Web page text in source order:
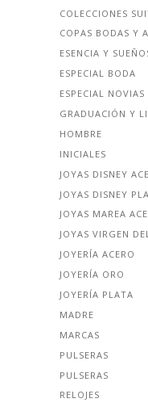
COLECCIONES
COPAS BODAS Y
ESENCIA Y
ESPECIAL BODA
ESPECIAL NOVIAS
GRADUACIÓN Y
HOMBRE
INICIALES
JOYAS DISNEY
JOYAS DISNEY
JOYAS MAREA
JOYAS VIRGEN
JOYERÍA ACERO
JOYERÍA ORO
JOYERÍA PLATA
MADRE
MARCAS
PULSERAS
PULSERAS
RELOJES